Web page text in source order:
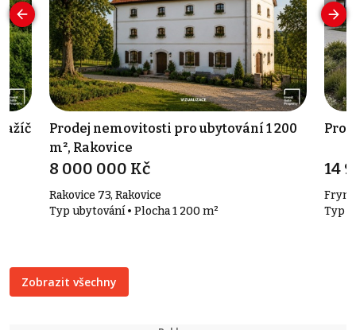
Prodej nemovitosti pro ubytování 1 200
m², Rakovice
8 000 000 Kč
Rakovice 73, Rakovice
Typ ubytování • Plocha 1 200 m²
14
Typ
Zobrazit všechny